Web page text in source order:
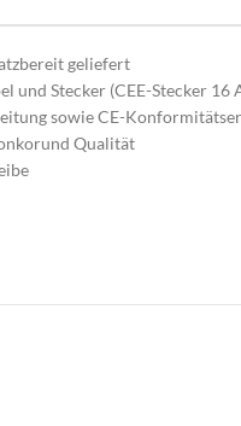
geliefert
und Stecker (CEE-Stecker 16
sowie CE-
Qualität